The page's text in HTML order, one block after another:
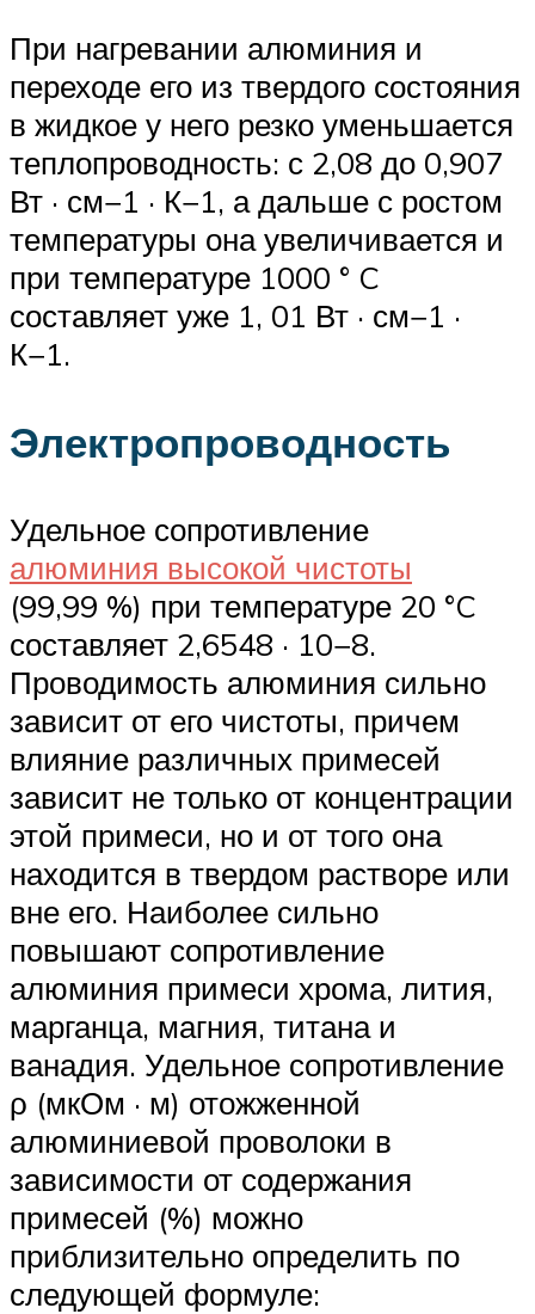
При нагревании алюминия и
переходе его из твердого состояния
в жидкое у него резко уменьшается
теплопроводность: с 2,08 до 0,907
Вт · см−1 · К−1, а дальше с ростом
температуры она увеличивается и
при температуре 1000 ° C
составляет уже 1, 01 Вт · см−1 ·
К−1.
Электропроводность
Удельное сопротивление
алюминия высокой чистоты
(99,99 %) при температуре 20 °C
составляет 2,6548 · 10−8.
Проводимость алюминия сильно
зависит от его чистоты, причем
влияние различных примесей
зависит не только от концентрации
этой примеси, но и от того она
находится в твердом растворе или
вне его. Наиболее сильно
повышают сопротивление
алюминия примеси хрома, лития,
марганца, магния, титана и
ванадия. Удельное сопротивление
ρ (мкОм · м) отожженной
алюминиевой проволоки в
зависимости от содержания
примесей (%) можно
приблизительно определить по
следующей формуле: